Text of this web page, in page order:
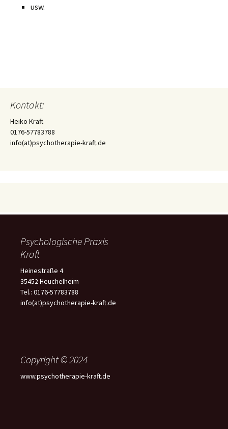
usw.
Kontakt:
Heiko Kraft
0176-57783788
info(at)psychotherapie-kraft.de
Psychologische Praxis
Kraft
Heinestraße 4
35452 Heuchelheim
Tel.: 0176-57783788
info(at)psychotherapie-kraft.de
Copyright © 2024
www.psychotherapie-kraft.de